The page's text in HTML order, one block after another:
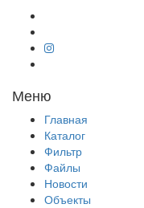
Меню
Главная
Каталог
Фильтр
Файлы
Новости
Объекты